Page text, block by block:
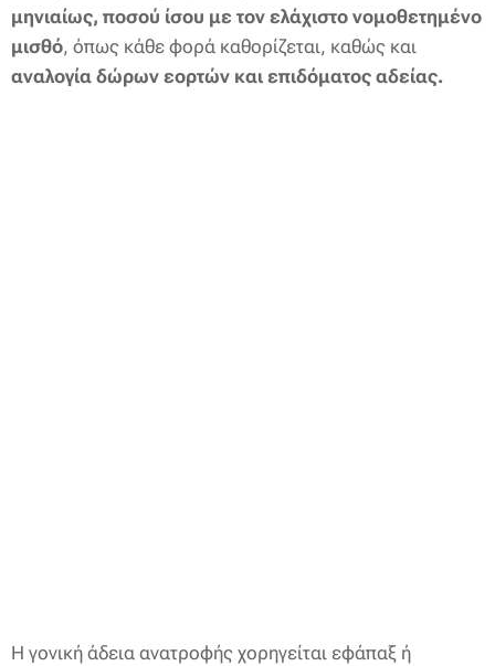
μηνιαίως, ποσού ίσου με τον ελάχιστο νομοθετημένο
μισθό, όπως κάθε φορά καθορίζεται, καθώς και
αναλογία δώρων εορτών και επιδόματος αδείας.
Η γονική άδεια ανατροφής χορηγείται εφάπαξ ή